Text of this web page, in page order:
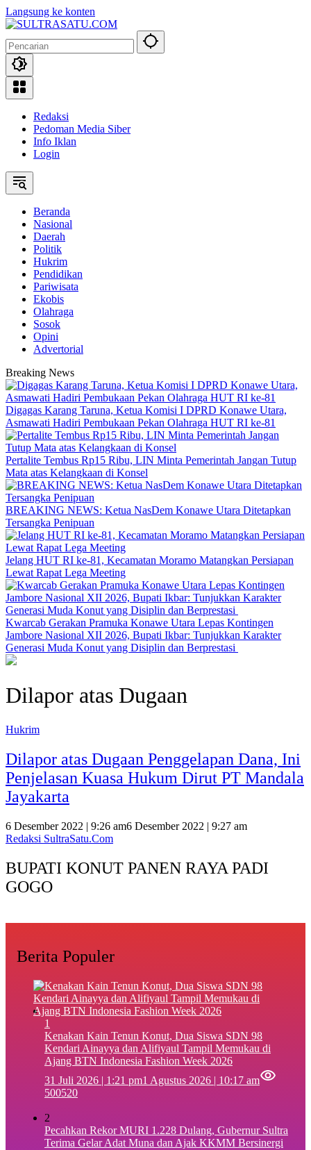
Langsung ke konten
Redaksi
Pedoman Media Siber
Info Iklan
Login
Beranda
Nasional
Daerah
Politik
Hukrim
Pendidikan
Pariwisata
Ekobis
Olahraga
Sosok
Opini
Advertorial
Breaking News
Digagas Karang Taruna, Ketua Komisi I DPRD Konawe Utara,
Asmawati Hadiri Pembukaan Pekan Olahraga HUT RI ke-81
‎Pertalite Tembus Rp15 Ribu, LIN Minta Pemerintah Jangan Tutup
Mata atas Kelangkaan di Konsel
BREAKING NEWS: Ketua NasDem Konawe Utara Ditetapkan
Tersangka Penipuan
‎Jelang HUT RI ke-81, Kecamatan Moramo Matangkan Persiapan
Lewat Rapat Lega Meeting
‎Kwarcab Gerakan Pramuka Konawe Utara Lepas Kontingen
Jambore Nasional XII 2026, Bupati Ikbar: Tunjukkan Karakter
Generasi Muda Konut yang Disiplin dan Berprestasi ‎
Dilapor atas Dugaan
Hukrim
Dilapor atas Dugaan Penggelapan Dana, Ini
Penjelasan Kuasa Hukum Dirut PT Mandala
Jayakarta
6 Desember 2022 | 9:26 am6 Desember 2022 | 9:27 am
Redaksi SultraSatu.Com
BUPATI KONUT PANEN RAYA PADI
GOGO
Berita Populer
1
‎Kenakan Kain Tenun Konut, Dua Siswa SDN 98
Kendari Ainayya dan Alifiyaul Tampil Memukau di
Ajang BTN Indonesia Fashion Week 2026
31 Juli 2026 | 1:21 pm1 Agustus 2026 | 10:17 am
500520
2
Pecahkan Rekor MURI 1.228 Dulang, Gubernur Sultra
Terima Gelar Adat Muna dan Ajak KKMM Bersinergi